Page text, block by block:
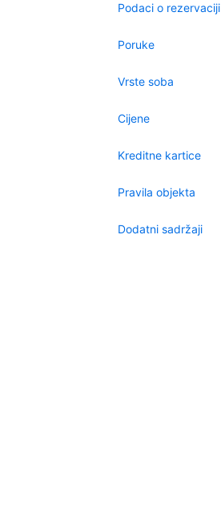
Podaci o rezervaciji
Poruke
Vrste soba
Cijene
Kreditne kartice
Pravila objekta
Dodatni sadržaji